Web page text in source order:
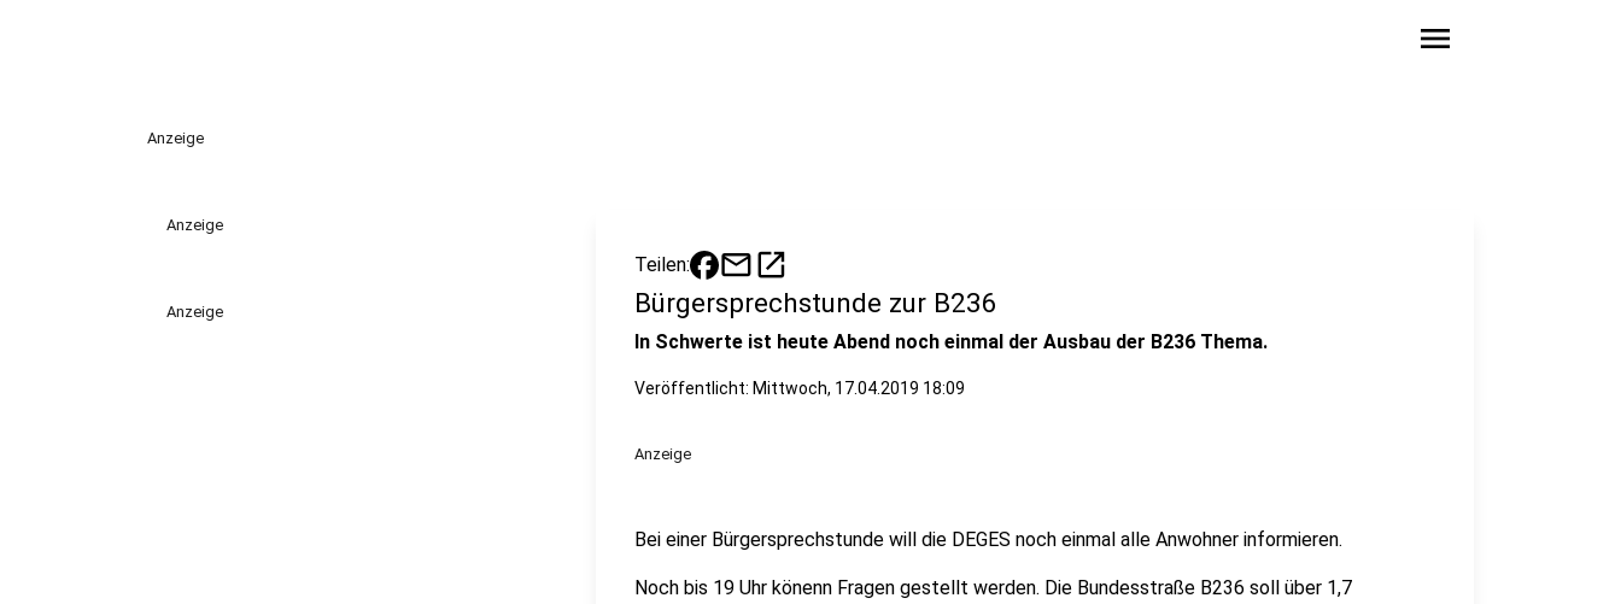
menu
Anzeige
Anzeige
Anzeige
Teilen: mailopen_in_new
Bürgersprechstunde zur B236
In Schwerte ist heute Abend noch einmal der Ausbau der B236 Thema.
Veröffentlicht: Mittwoch, 17.04.2019 18:09
Anzeige
Bei einer Bürgersprechstunde will die DEGES noch einmal alle Anwohner informieren.
Noch bis 19 Uhr könenn Fragen gestellt werden. Die Bundesstraße B236 soll über 1,7